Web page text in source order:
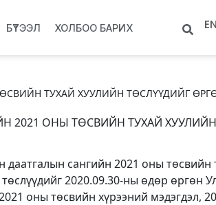
БҮТЭЭЛ ХОЛБОО БАРИХ EN
ТУХАЙ ХУУЛИЙН ТӨСЛҮҮДИЙГ
2021 ОНЫ ТӨСВИЙН ТУХАЙ
сангийн 2021 оны төсвийн
2020.09.30-ны өдөр өргөн
оны төсвийн хүрээний мэдэгдэл,